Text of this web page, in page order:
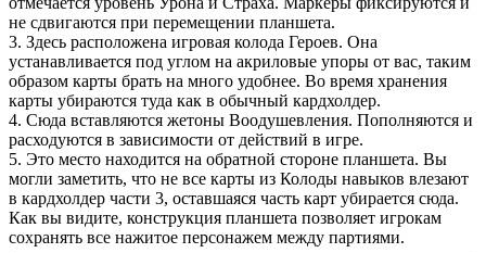
не сдвигаются при перемещении планшета.
3. Здесь расположена игровая колода Героев. Она
устанавливается под углом на акриловые упоры от вас, таким
образом карты брать на много удобнее. Во время хранения
карты убираются туда как в обычный кардхолдер.
4. Сюда вставляются жетоны Воодушевления. Пополняются и
расходуются в зависимости от действий в игре.
5. Это место находится на обратной стороне планшета. Вы
могли заметить, что не все карты из Колоды навыков влезают
в кардхолдер части 3, оставшаяся часть карт убирается сюда.
Как вы видите, конструкция планшета позволяет игрокам
сохранять все нажитое персонажем между партиями.